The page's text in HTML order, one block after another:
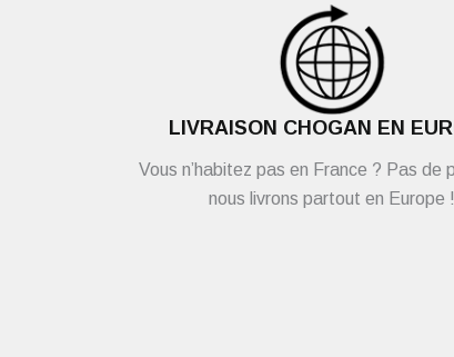
LIVRAISON CHOGAN EN
Vous n’habitez pas en France ? Pas de
nous livrons partout en Europe !